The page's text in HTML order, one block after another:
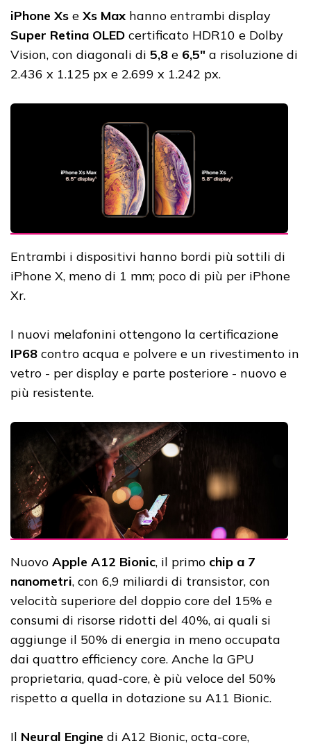
iPhone Xs e Xs Max hanno entrambi display
Super Retina OLED certificato HDR10 e Dolby
Vision, con diagonali di 5,8 e 6,5" a risoluzione di
2.436 x 1.125 px e 2.699 x 1.242 px.
Entrambi i dispositivi hanno bordi più sottili di
iPhone X, meno di 1 mm; poco di più per iPhone
Xr.
I nuovi melafonini ottengono la certificazione
IP68 contro acqua e polvere e un rivestimento in
vetro - per display e parte posteriore - nuovo e
più resistente.
Nuovo Apple A12 Bionic, il primo chip a 7
nanometri, con 6,9 miliardi di transistor, con
velocità superiore del doppio core del 15% e
consumi di risorse ridotti del 40%, ai quali si
aggiunge il 50% di energia in meno occupata
dai quattro efficiency core. Anche la GPU
proprietaria, quad-core, è più veloce del 50%
rispetto a quella in dotazione su A11 Bionic.
Il Neural Engine di A12 Bionic, octa-core,